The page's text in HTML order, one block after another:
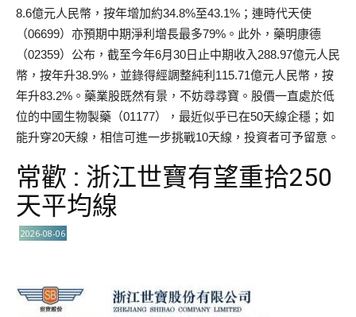
8.6億元人民幣，按年增加約34.8%至43.1%；連時代天使
（06699）亦預期中期淨利增長最多79%。此外，藥明康德
（02359）公布，截至今年6月30日止中期收入288.97億元人民
幣，按年升38.9%，並錄得經調整純利115.71億元人民幣，按
年升83.2%。藥業股既然有景，不妨尋尋寶。股價一直處於低
位的中國生物製藥（01177），最近似乎已在50天線企穩；如
能升穿20天線，相信可進一步挑戰10天線，投資者可予留意。
常歡 : 浙江世寶有望重拾250
天平均線
2026-08-06